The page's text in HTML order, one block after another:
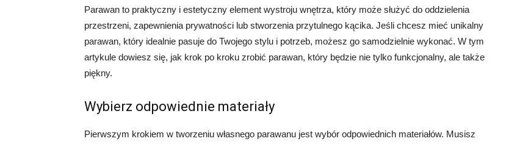
Parawan to praktyczny i estetyczny element wystroju wnętrza, który może służyć do oddzielenia
przestrzeni, zapewnienia prywatności lub stworzenia przytulnego kącika. Jeśli chcesz mieć unikalny
parawan, który idealnie pasuje do Twojego stylu i potrzeb, możesz go samodzielnie wykonać. W tym
artykule dowiesz się, jak krok po kroku zrobić parawan, który będzie nie tylko funkcjonalny, ale także
piękny.
Wybierz odpowiednie materiały
Pierwszym krokiem w tworzeniu własnego parawanu jest wybór odpowiednich materiałów. Musisz